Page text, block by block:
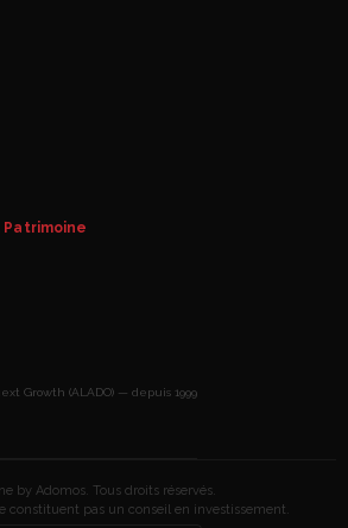
Growth (ALADO) — depuis 1999
by Adomos. Tous droits réservés.
constituent pas un conseil en investissement.